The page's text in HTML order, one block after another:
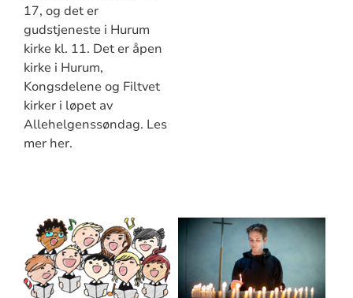
17, og det er
gudstjeneste i Hurum
kirke kl. 11. Det er åpen
kirke i Hurum,
Kongsdelene og Filtvet
kirker i løpet av
Allehelgenssøndag. Les
mer her.